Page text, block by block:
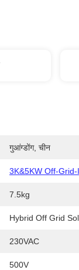
गुआंग्डोंग, चीन
3K&5KW Off-
7.5kg
Hybrid Off Grid
230VAC
500V